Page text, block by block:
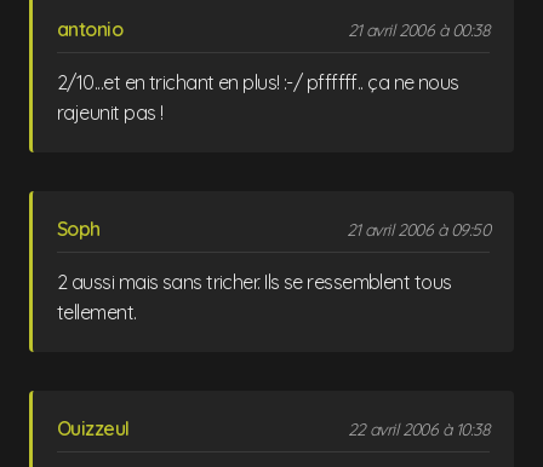
antonio 21 avril 2006 à 00:38
2/10...et en trichant en plus! :-/ pffffff.. ça ne nous
rajeunit pas !
Soph 21 avril 2006 à 09:50
2 aussi mais sans tricher. Ils se ressemblent tous
tellement.
Ouizzeul 22 avril 2006 à 10:38